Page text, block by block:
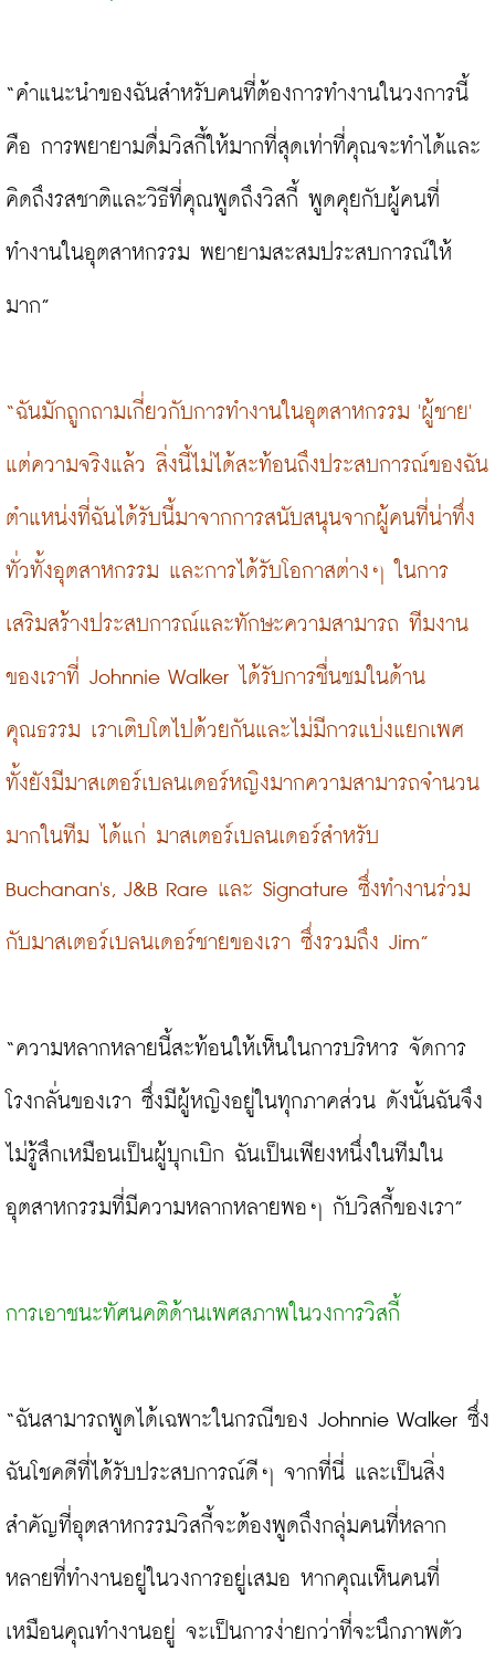
“คำแนะนำของฉันสำหรับคนที่ต้องการทำงานในวงการนี้
คือ การพยายามดื่มวิสกี้ให้มากที่สุดเท่าที่คุณจะทำได้และ
คิดถึงรสชาติและวิธีที่คุณพูดถึงวิสกี้ พูดคุยกับผู้คนที่
ทำงานในอุตสาหกรรม พยายามสะสมประสบการณ์ให้
มาก”
“ฉันมักถูกถามเกี่ยวกับการทำงานในอุตสาหกรรม 'ผู้ชาย'
แต่ความจริงแล้ว สิ่งนี้ไม่ได้สะท้อนถึงประสบการณ์ของฉัน
ตำแหน่งที่ฉันได้รับนี้มาจากการสนับสนุนจากผู้คนที่น่าทึ่ง
ทั่วทั้งอุตสาหกรรม และการได้รับโอกาสต่างๆ ในการ
เสริมสร้างประสบการณ์และทักษะความสามารถ ทีมงาน
ของเราที่ Johnnie Walker ได้รับการชื่นชมในด้าน
คุณธรรม เราเติบโตไปด้วยกันและไม่มีการแบ่งแยกเพศ
ทั้งยังมีมาสเตอร์เบลนเดอร์หญิงมากความสามารถจำนวน
มากในทีม ได้แก่ มาสเตอร์เบลนเดอร์สำหรับ
Buchanan's, J&B Rare และ Signature ซึ่งทำงานร่วม
กับมาสเตอร์เบลนเดอร์ชายของเรา ซึ่งรวมถึง Jim”
“ความหลากหลายนี้สะท้อนให้เห็นในการบริหาร จัดการ
โรงกลั่นของเรา ซึ่งมีผู้หญิงอยู่ในทุกภาคส่วน ดังนั้นฉันจึง
ไม่รู้สึกเหมือนเป็นผู้บุกเบิก ฉันเป็นเพียงหนึ่งในทีมใน
อุตสาหกรรมที่มีความหลากหลายพอๆ กับวิสกี้ของเรา”
การเอาชนะทัศนคติด้านเพศสภาพในวงการวิสกี้
“ฉันสามารถพูดได้เฉพาะในกรณีของ Johnnie Walker ซึ่ง
ฉันโชคดีที่ได้รับประสบการณ์ดีๆ จากที่นี่ และเป็นสิ่ง
สำคัญที่อุตสาหกรรมวิสกี้จะต้องพูดถึงกลุ่มคนที่หลาก
หลายที่ทำงานอยู่ในวงการอยู่เสมอ หากคุณเห็นคนที่
เหมือนคุณทำงานอยู่ จะเป็นการง่ายกว่าที่จะนึกภาพตัว